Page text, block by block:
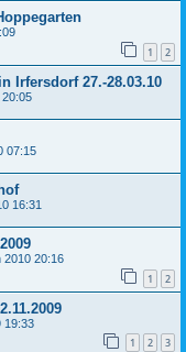
1 2
Irfersdorf 27.-28.03.10
20:05
07:15
16:31
2010 20:16
1 2
19:33
1 2 3